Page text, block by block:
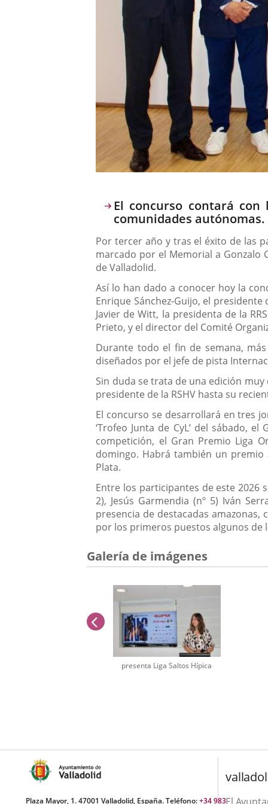
Descripción
El concurso contará
comunidades autónomas.
Por tercer año y tras el éxito de las
marcado por el Memorial a Gonzalo
de Valladolid.
Así lo han dado a conocer hoy la
Enrique Sánchez-Guijo, el presidente
Javier de Witt, la presidenta de la
Prieto, y el director del Comité
Durante todo el fin de semana,
diseñados por el jefe de pista
Sin duda se trata de una edición
presidente de la RSHV hasta su
El concurso se desarrollará en tres
‘Trofeo Junta de CyL’ del sábado,
competición, el Gran Premio Liga
domingo. Habrá también un premio
Plata.
Entre los participantes de este 2026
2), Jesús Garmendia (nº 5) Iván
presencia de destacadas amazonas,
por los primeros puestos algunos de
Galería de imágenes
presenta Liga Saltos Hípica
anterior
Plaza Mayor, 1. 47001 Valladolid, España. Teléfono:+34 983